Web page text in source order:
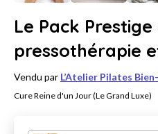
Le Pack Prestige
pressothérapie
Vendu par L’Atelier Pilates
Cure Reine d'un Jour (Le Grand Luxe)